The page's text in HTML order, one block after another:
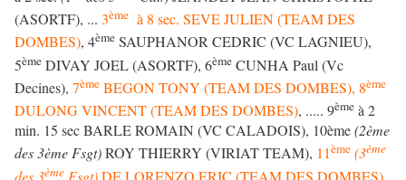
(ASORTF), ... 3ème à 8 sec. SEVE JULIEN (TEAM DES
DOMBES), 4ème SAUPHANOR CEDRIC (VC LAGNIEU),
5ème DIVAY JOEL (ASORTF), 6ème CUNHA Paul (Vc
Decines), 7ème BEGON TONY (TEAM DES DOMBES), 8ème
DULONG VINCENT (TEAM DES DOMBES), ..... 9ème à 2
min. 15 sec BARLE ROMAIN (VC CALADOIS), 10ème(2ème
des 3ème Fsgt)ROY THIERRY (VIRIAT TEAM), 11ème (3ème
des 3ème Fsgt)DE LORENZO ERIC (TEAM DES DOMBES),